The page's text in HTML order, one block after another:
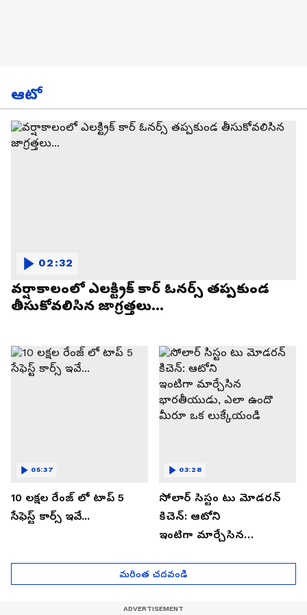
ఆటో
వర్షాకాలంలో ఎలక్ట్రిక్ కార్ ఓనర్స్ తప్పకుండ
తీసుకోవలిసిన జాగ్రత్తలు...
02:32
10 లక్షల రేంజ్ లో టాప్ 5
సేఫెస్ట్ కార్స్ ఇవే...
05:37
సోలార్ సిస్టం టు మోడరన్
కిచెన్: ఆటోని
ఇంటిగా మార్చేసిన
మీరూ ఒక లుక్కేయండి
03:28
మరింత చదవండి